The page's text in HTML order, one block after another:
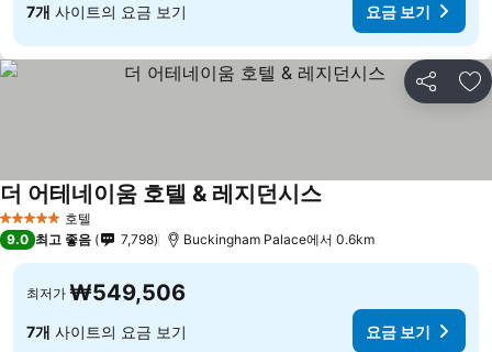
7개 사이트의 요금 보기 요금 보기
공유 즐
5 성급 호텔
더 어테네이움 호텔 & 레지던시스요금 보기
9.0 최고 좋음 7,798 Buckingham Palace에서 0.6km
최저가 ₩549,506
7개 사이트의 요금 보기 요금 보기